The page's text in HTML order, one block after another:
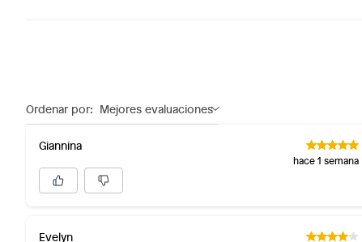
Ordenar por: Mejores evaluaciones
Giannina
hace 1 semana
Evelyn